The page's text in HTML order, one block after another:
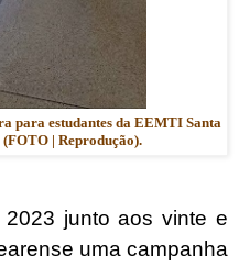
para estudantes da EEMTI Santa
| Reprodução).
junto aos vinte e
uma campanha